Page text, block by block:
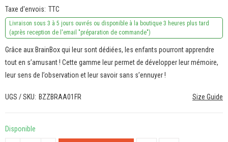
Taxe d'envois TTC
Livraison sous 3 à 5 jours ouvrés ou disponible à la boutique 3 heures plus tard
(après reception de l'email "préparation de commande")
Grâce aux BrainBox qui leur sont dédiées, les enfants pourront apprendre
tout en s’amusant ! Cette gamme leur permet de développer leur mémoire,
leur sens de l’observation et leur savoir sans s’ennuyer !
Size Guide
UGS / SKU BZZBRAA01FR
Disponible